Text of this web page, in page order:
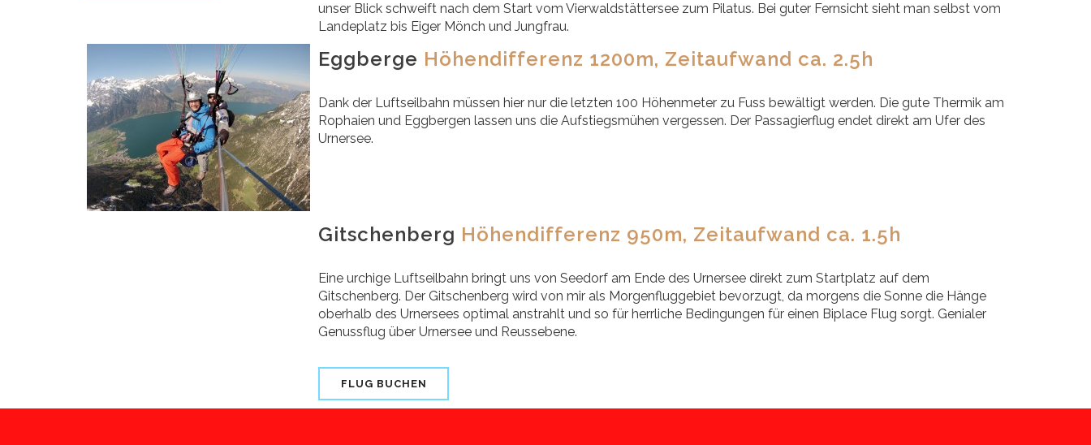
unser Blick schweift nach dem Start vom Vierwaldstättersee zum Pilatus. Bei guter Fernsicht sieht man selbst vom
Landeplatz bis Eiger Mönch und Jungfrau.
Eggberge Höhendifferenz 1200m, Zeitaufwand ca. 2.5h
Dank der Luftseilbahn müssen hier nur die letzten 100 Höhenmeter zu Fuss bewältigt werden. Die gute Thermik am
Rophaien und Eggbergen lassen uns die Aufstiegsmühen vergessen. Der Passagierflug endet direkt am Ufer des
Urnersee.
Gitschenberg Höhendifferenz 950m, Zeitaufwand ca. 1.5h
Eine urchige Luftseilbahn bringt uns von Seedorf am Ende des Urnersee direkt zum Startplatz auf dem
Gitschenberg. Der Gitschenberg wird von mir als Morgenfluggebiet bevorzugt, da morgens die Sonne die Hänge
oberhalb des Urnersees optimal anstrahlt und so für herrliche Bedingungen für einen Biplace Flug sorgt. Genialer
Genussflug über Urnersee und Reussebene.
FLUG BUCHEN